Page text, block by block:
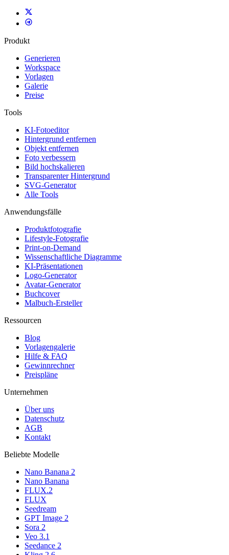
Produkt
Generieren
Workspace
Vorlagen
Galerie
Preise
Tools
KI-Fotoeditor
Hintergrund entfernen
Objekt entfernen
Foto verbessern
Bild hochskalieren
Transparenter Hintergrund
SVG-Generator
Alle Tools
Anwendungsfälle
Produktfotografie
Lifestyle-Fotografie
Print-on-Demand
Wissenschaftliche Diagramme
KI-Präsentationen
Logo-Generator
Avatar-Generator
Buchcover
Malbuch-Ersteller
Ressourcen
Blog
Vorlagengalerie
Hilfe & FAQ
Gewinnrechner
Preispläne
Unternehmen
Über uns
Datenschutz
AGB
Kontakt
Beliebte Modelle
Nano Banana 2
Nano Banana
FLUX.2
FLUX
Seedream
GPT Image 2
Sora 2
Veo 3.1
Seedance 2